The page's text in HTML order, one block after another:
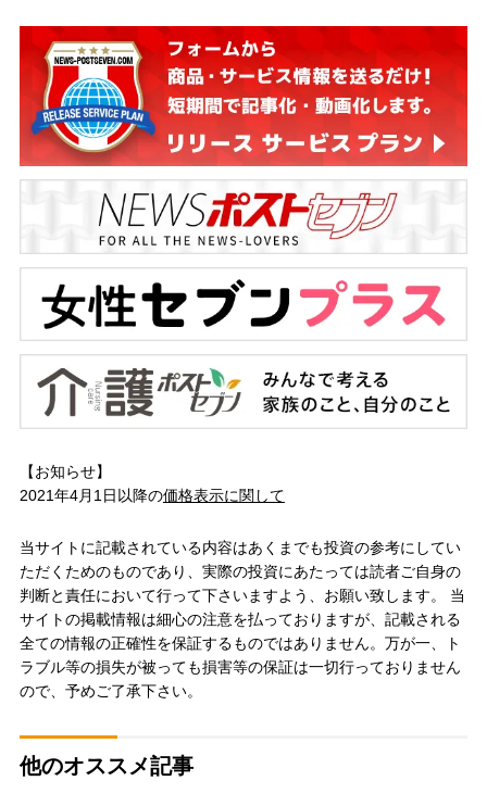
【お知らせ】
2021年4月1日以降の価格表示に関して
当サイトに記載されている内容はあくまでも投資の参考にしてい
ただくためのものであり、実際の投資にあたっては読者ご自身の
判断と責任において行って下さいますよう、お願い致します。 当
サイトの掲載情報は細心の注意を払っておりますが、記載される
全ての情報の正確性を保証するものではありません。万が一、ト
ラブル等の損失が被っても損害等の保証は一切行っておりません
ので、予めご了承下さい。
他のオススメ記事